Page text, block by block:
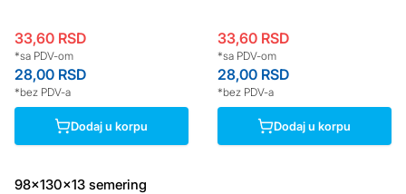
33,60 RSD
*sa PDV-om
28,00 RSD
*bez PDV-a
Dodaj u korpu
33,60 RSD
*sa PDV-om
28,00 RSD
*bez PDV-a
Dodaj u korpu
98x130x13 semering